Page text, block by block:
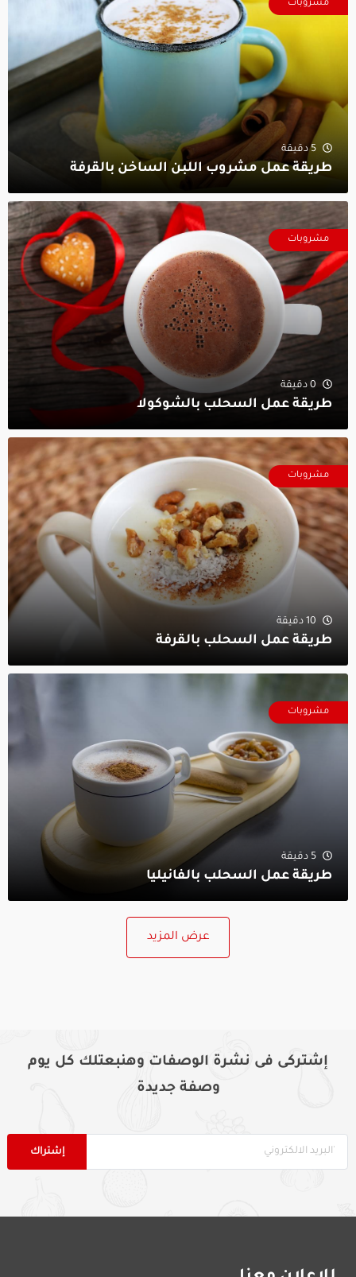
مشروبات
5 دقيقة
طريقة عمل مشروب اللبن الساخن بالقرفة
مشروبات
0 دقيقة
طريقة عمل السحلب بالشوكولا
مشروبات
10 دقيقة
طريقة عمل السحلب بالقرفة
مشروبات
5 دقيقة
طريقة عمل السحلب بالفانيليا
عرض المزيد
إشتركى فى نشرة الوصفات وهنبعتلك كل يوم
وصفة جديدة